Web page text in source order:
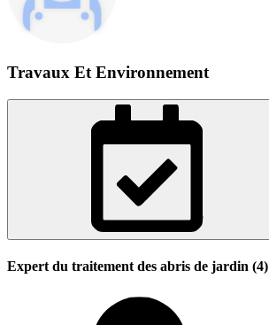
Travaux Et Environnement
Expert du traitement des abris de jardin (4)